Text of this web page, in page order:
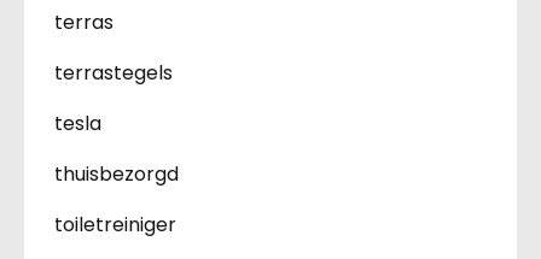
terras
terrastegels
tesla
thuisbezorgd
toiletreiniger